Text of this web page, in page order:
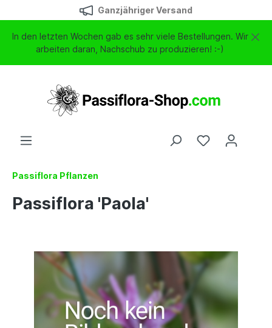
Ganzjähriger Versand
In den letzten Wochen gab es sehr viele Bestellungen. Wir
arbeiten daran, Nachschub zu produzieren! :-)
Passiflora Pflanzen
Passiflora 'Paola'